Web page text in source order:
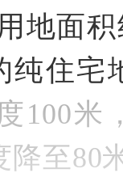
地面
纯住宅
100米
至80